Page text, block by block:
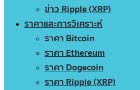
ข่าว Ripple (XRP)
ราคาและการวิเคราะห์
ราคา Bitcoin
ราคา Ethereum
ราคา Dogecoin
ราคา Ripple (XRP)